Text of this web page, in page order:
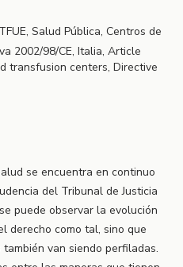
Salud Pública, Centros de
2002/98/CE, Italia, Article
transfusion centers, Directive
se encuentra en continuo
del Tribunal de Justicia
puede observar la evolución
derecho como tal, sino que
van siendo perfiladas.